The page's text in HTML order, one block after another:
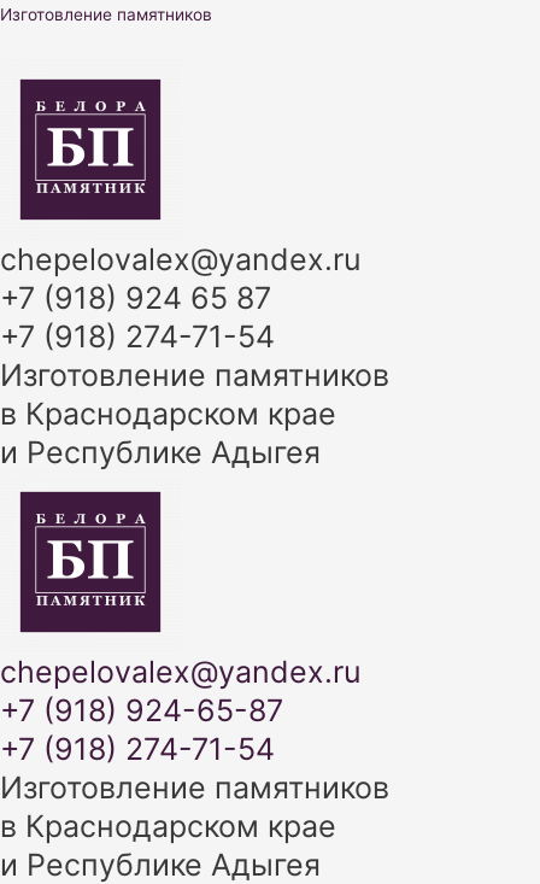
Перейти
Изготовление памятников
chepelovalex@yandex.ru
+7 (918) 924 65 87
+7 (918) 274-71-54
Изготовление памятников
в Краснодарском крае
и Республике Адыгея
chepelovalex@yandex.ru
+7 (918) 924-65-87
+7 (918) 274-71-54
Изготовление памятников
в Краснодарском крае
и Республике Адыгея